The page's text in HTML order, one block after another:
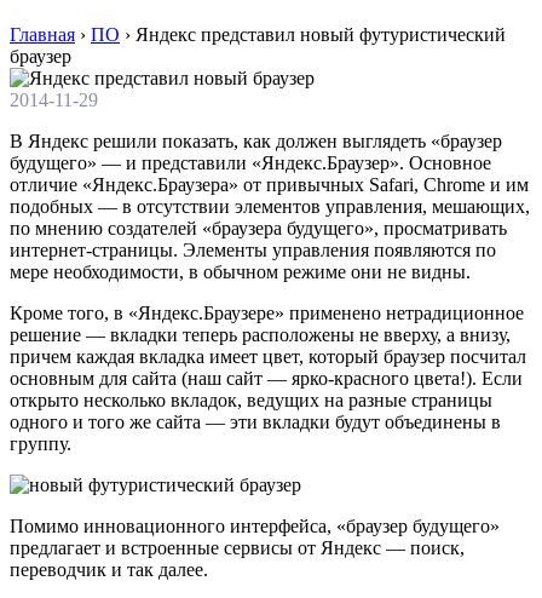
Главная › ПО › Яндекс представил новый футуристический
браузер
2014-11-29
В Яндекс решили показать, как должен выглядеть «браузер
будущего» — и представили «Яндекс.Браузер». Основное
отличие «Яндекс.Браузера» от привычных Safari, Chrome и им
подобных — в отсутствии элементов управления, мешающих,
по мнению создателей «браузера будущего», просматривать
интернет-страницы. Элементы управления появляются по
мере необходимости, в обычном режиме они не видны.
Кроме того, в «Яндекс.Браузере» применено нетрадиционное
решение — вкладки теперь расположены не вверху, а внизу,
причем каждая вкладка имеет цвет, который браузер посчитал
основным для сайта (наш сайт — ярко-красного цвета!). Если
открыто несколько вкладок, ведущих на разные страницы
одного и того же сайта — эти вкладки будут объединены в
группу.
Помимо инновационного интерфейса, «браузер будущего»
предлагает и встроенные сервисы от Яндекс — поиск,
переводчик и так далее.